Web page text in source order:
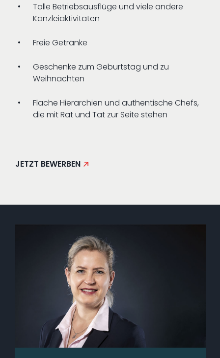
Tolle Betriebsausflüge und viele andere
Kanzleiaktivitäten
Freie Getränke
Geschenke zum Geburtstag und zu
Weihnachten
Flache Hierarchien und authentische Chefs,
die mit Rat und Tat zur Seite stehen
JETZT BEWERBEN